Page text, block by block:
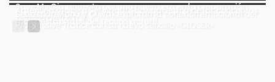
Save My Gig apuesta por una nueva era en la preparación
técnica de los DJs
Argentina recibe a Set About Showcase, uno de los conceptos
más destacados del techno actual
Sebastián Morxx y Oliwak exploran la conexión emocional del
Progressive Trance con su nuevo sencillo «CLOSER»